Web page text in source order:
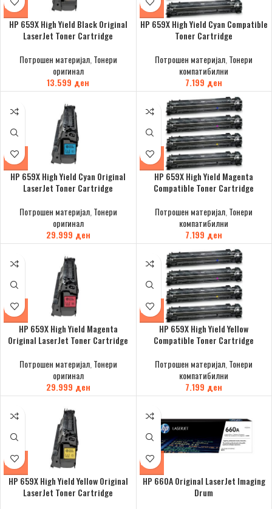
HP 659X High Yield Black Original
LaserJet Toner Cartridge
Потрошен материјал, Тонери
оригинал
13.599 ден
HP 659X High Yield Cyan Compatible
Toner Cartridge
Потрошен материјал Тонери
компатибилни
7.199 ден
HP 659X High Yield Cyan Original
LaserJet Toner Cartridge
Потрошен материјал, Тонери
оригинал
29.999 ден
HP 659X High Yield Magenta
Compatible Toner Cartridge
Потрошен материјал Тонери
компатибилни
7.199 ден
HP 659X High Yield Magenta
Original LaserJet Toner Cartridge
Потрошен материјал, Тонери
оригинал
29.999 ден
HP 659X High Yield Yellow
Compatible Toner Cartridge
Потрошен материјал Тонери
компатибилни
7.199 ден
HP 659X High Yield Yellow Original
LaserJet Toner Cartridge
HP 660A Original LaserJet Imaging
Drum